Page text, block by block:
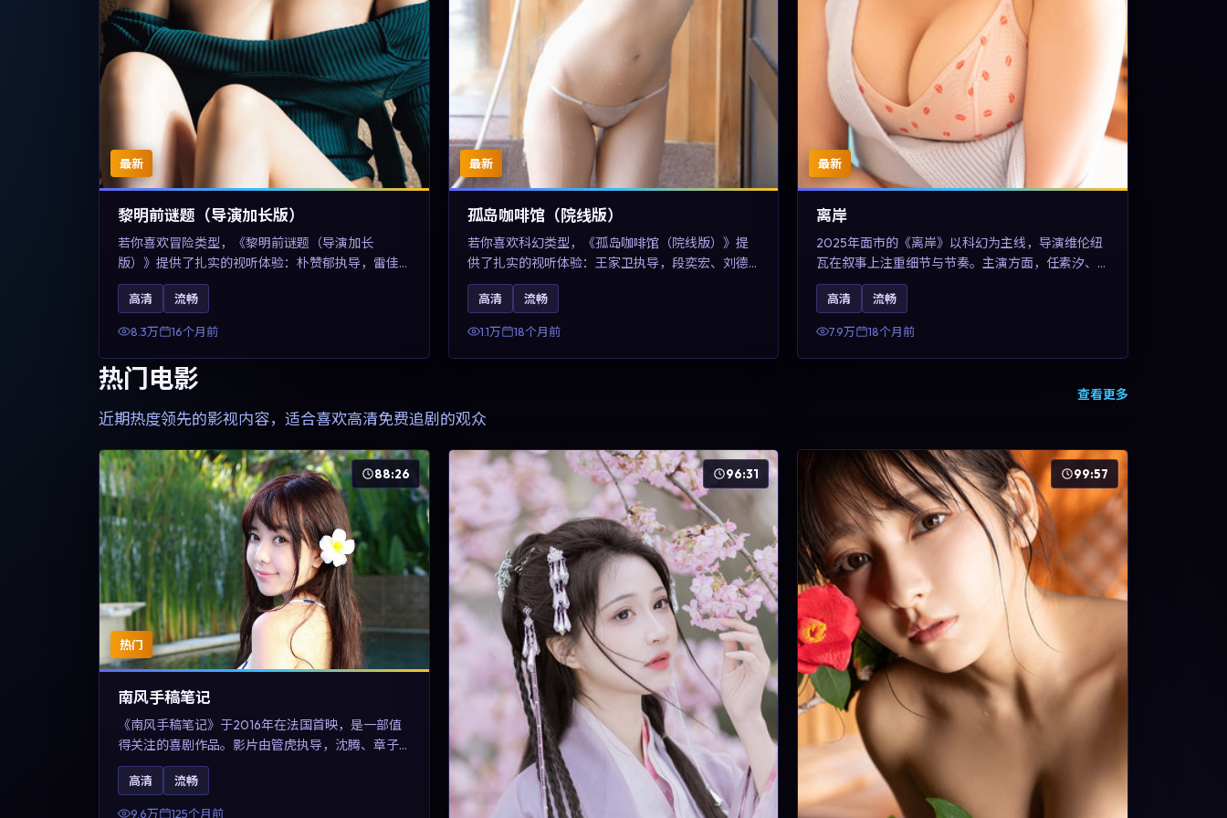
最新
黎明前谜题（导演加长版）
若你喜欢冒险类型，《黎明前谜题（导演加长
版）》提供了扎实的视听体验：朴赞郁执导，雷佳
音、佛罗伦斯·珀与章子怡共同演绎。影片2025年于
美国上映，内容在有限空间内完成高密度的戏剧冲
突，关键词包含高清流畅、人物关系与情节反转，
高清 流畅
8.3万 16个月前
最新
孤岛咖啡馆（院线版）
若你喜欢科幻类型，《孤岛咖啡馆（院线版）》提
供了扎实的视听体验：王家卫执导，段奕宏、刘德
华与任素汐共同演绎。影片2025年于中国台湾上
映，内容用冷峻镜头语言观察城市夜间的孤独，关
键词包含高清流畅、人物关系与情节反转，适合检
高清 流畅
1.1万 18个月前
最新
离岸
2025年面市的《离岸》以科幻为主线，导演维伦纽
瓦在叙事上注重细节与节奏。主演方面，任素汐、
王凯与甄子丹的表演为角色增添层次。故事把东方
美学与类型节奏做本土化融合，可作为德国影视爱
好者的高清观影选择。
高清 流畅
7.9万 18个月前
热门电影
近期热度领先的影视内容，适合喜欢高清免费追剧的观众
查看更多
热门
88:26
南风手稿笔记
《南风手稿笔记》于2016年在法国首映，是一部值
得关注的喜剧作品。影片由管虎执导，沈腾、章子
怡与张震领衔出演。剧情通过回忆与现实交错呈现
记忆的可塑性，整体完成度高，适合希望了解法国
喜剧类型创作的观众在线观看。
高清 流畅
9.6万 125个月前
96:31 99:57